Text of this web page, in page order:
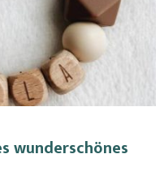
wunderschönes